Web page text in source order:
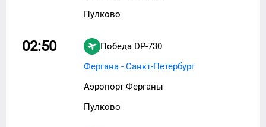
Пулково
02:50 Победа DP-730
Фергана - Санкт-Петербург
Аэропорт Ферганы
Пулково